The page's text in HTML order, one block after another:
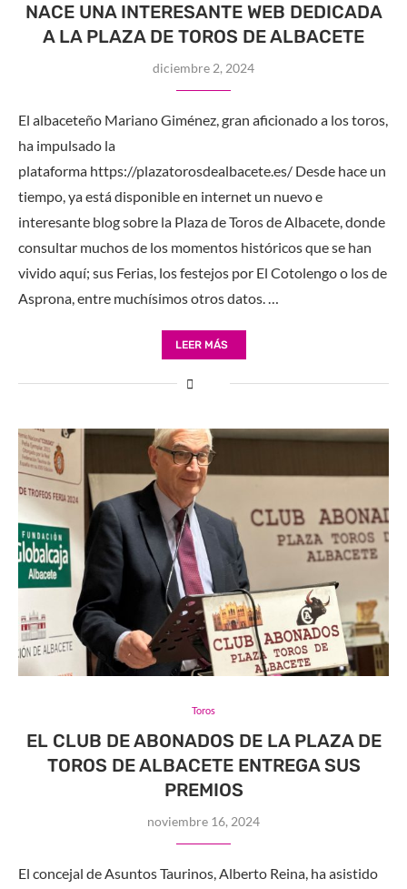
NACE UNA INTERESANTE WEB DEDICADA
A LA PLAZA DE TOROS DE ALBACETE
diciembre 2, 2024
El albaceteño Mariano Giménez, gran aficionado a los toros,
ha impulsado la
plataforma https://plazatorosdealbacete.es/ Desde hace un
tiempo, ya está disponible en internet un nuevo e
interesante blog sobre la Plaza de Toros de Albacete, donde
consultar muchos de los momentos históricos que se han
vivido aquí; sus Ferias, los festejos por El Cotolengo o los de
Asprona, entre muchísimos otros datos. …
LEER MÁS
Toros
EL CLUB DE ABONADOS DE LA PLAZA DE
TOROS DE ALBACETE ENTREGA SUS
PREMIOS
noviembre 16, 2024
El concejal de Asuntos Taurinos, Alberto Reina, ha asistido